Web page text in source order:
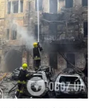
дрони
на оренду
парламентарів
та хто нею